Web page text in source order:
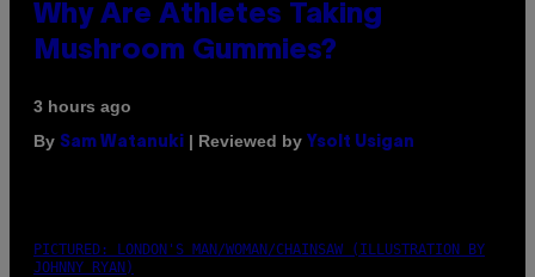
Why Are Athletes Taking
Mushroom Gummies?
3 hours ago
By Sam Watanuki | Reviewed by Ysolt Usigan
PICTURED: LONDON'S MAN/WOMAN/CHAINSAW (ILLUSTRATION BY
JOHNNY RYAN)